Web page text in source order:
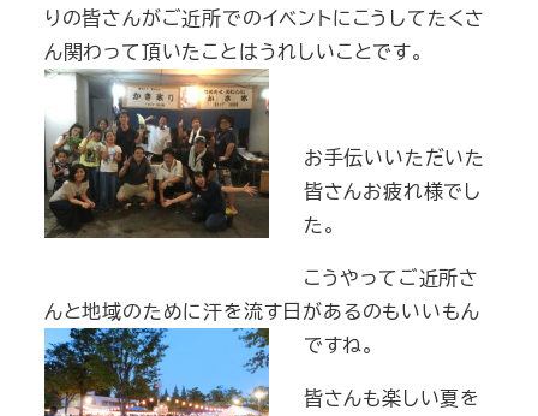
りの皆さんがご近所でのイベントにこうしてたくさ
ん関わって頂いたことはうれしいことです。
お手伝いいただいた
皆さんお疲れ様でし
た。
こうやってご近所さ
んと地域のために汗を流す日があるのもいいもん
ですね。
皆さんも楽しい夏を